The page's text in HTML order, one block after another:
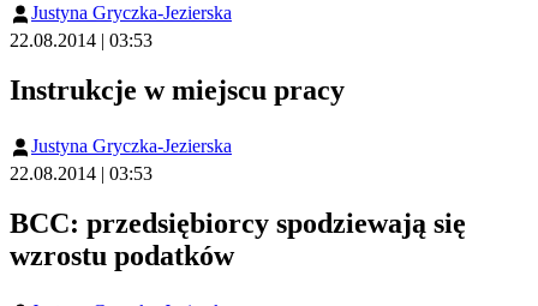
Justyna Gryczka-Jezierska
22.08.2014 | 03:53
Instrukcje w miejscu pracy
Justyna Gryczka-Jezierska
22.08.2014 | 03:53
BCC: przedsiębiorcy spodziewają się
wzrostu podatków